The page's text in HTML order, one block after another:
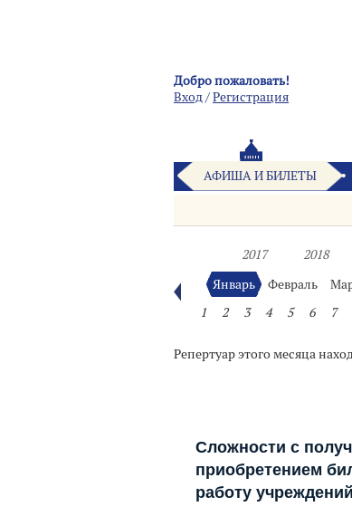
Добро пожаловать!
Вход/Pегистрация
АФИША И БИЛЕТЫ
2017 2018
Январь
Февраль
1
2 3 4 5 6 7
Репертуар этого месяца
Сложности с
приобретением
работу